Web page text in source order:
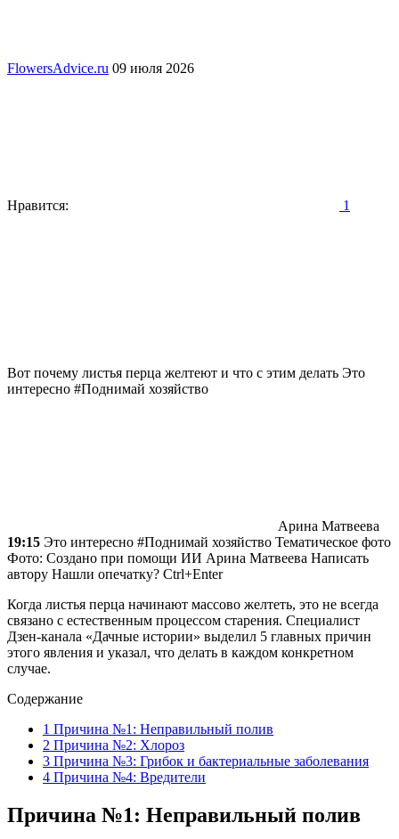
FlowersAdvice.ru 09 июля 2026
Нравится: 1
Вот почему листья перца желтеют и что с этим делать Это
интересно #Поднимай хозяйство
Арина Матвеева
19:15 Это интересно #Поднимай хозяйство Тематическое фото
Фото: Создано при помощи ИИ Арина Матвеева Написать
автору Нашли опечатку? Ctrl+Enter
Когда листья перца начинают массово желтеть, это не всегда
связано с естественным процессом старения. Специалист
Дзен-канала «Дачные истории» выделил 5 главных причин
этого явления и указал, что делать в каждом конкретном
случае.
Содержание
1 Причина №1: Неправильный полив
2 Причина №2: Хлороз
3 Причина №3: Грибок и бактериальные заболевания
4 Причина №4: Вредители
Причина №1: Неправильный полив